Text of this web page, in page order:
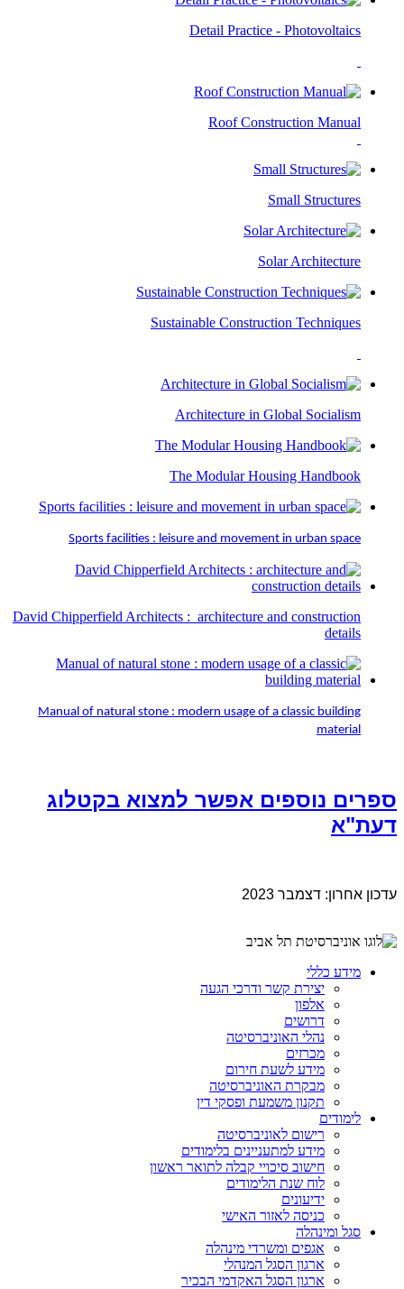
Detail Practice - Photovoltaics​
Roof Construction Manual
Small Structures
Solar Architecture
Sustainable Construction Techniques​
Architecture in Global Socialism
The Modular Housing Handbook
Sports facilities : leisure and movement in urban space
David Chipperfield Architects : architecture and construction
details
Manual of natural stone : modern usage of a classic building
material
ספרים נוספים אפשר למצוא בקטלוג
דעת"א
עדכון אחרון: דצמבר 2023
מידע כללי
יצירת קשר ודרכי הגעה
אלפון
דרושים
נהלי האוניברסיטה
מכרזים
מידע לשעת חירום
מבקרת האוניברסיטה
תקנון משמעת ופסקי דין
לימודים
רישום לאוניברסיטה
מידע למתעניינים בלימודים
חישוב סיכויי קבלה לתואר ראשון
לוח שנת הלימודים
ידיעונים
כניסה לאזור האישי
סגל ומינהלה
אגפים ומשרדי מינהלה
ארגון הסגל המנהלי
ארגון הסגל האקדמי הבכיר